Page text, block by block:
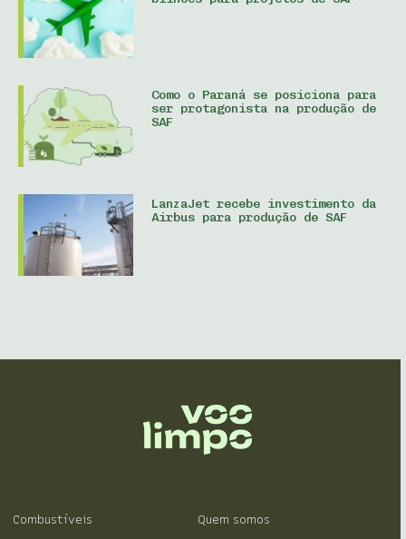
Como o Paraná se posiciona para
ser protagonista na produção de
SAF
LanzaJet recebe investimento da
Airbus para produção de SAF
Combustíveis Quem somos